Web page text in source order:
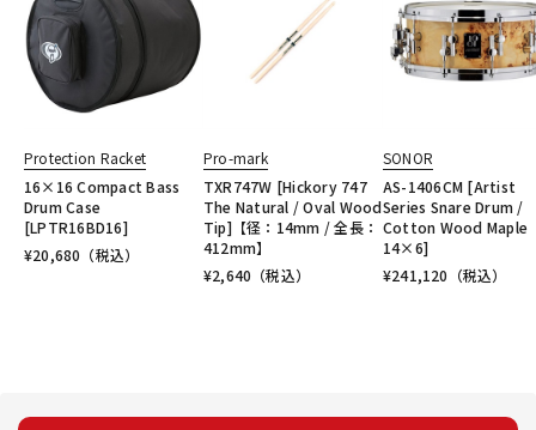
Protection Racket
16×16 Compact Bass
Drum Case
[LPTR16BD16]
¥20,680 （税込）
Pro-mark
TXR747W [Hickory 747
The Natural / Oval Wood
Tip]【径：14mm / 全長：
412mm】
¥2,640 （税込）
SONOR
AS-1406CM [Artist
Series Snare Drum /
Cotton Wood Maple
14×6]
¥241,120 （税込）